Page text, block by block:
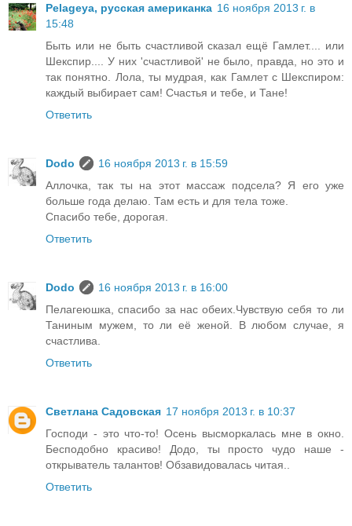
Pelageya, русская американка 16 ноября 2013 г. в
15:48
Быть или не быть счастливой сказал ещё Гамлет.... или
Шекспир.... У них 'счастливой' не было, правда, но это и
так понятно. Лола, ты мудрая, как Гамлет с Шекспиром:
каждый выбирает сам! Счастья и тебе, и Тане!
Ответить
Dodo
16 ноября 2013 г. в 15:59
Аллочка, так ты на этот массаж подсела? Я его уже
больше года делаю. Там есть и для тела тоже.
Спасибо тебе, дорогая.
Ответить
Dodo
16 ноября 2013 г. в 16:00
Пелагеюшка, спасибо за нас обеих.Чувствую себя то ли
Таниным мужем, то ли её женой. В любом случае, я
счастлива.
Ответить
Светлана Садовская 17 ноября 2013 г. в 10:37
Господи - это что-то! Осень высморкалась мне в окно.
Бесподобно красиво! Додо, ты просто чудо наше -
открыватель талантов! Обзавидовалась читая..
Ответить